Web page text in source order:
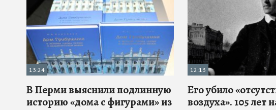
13:24
В Перми выяснили подлинную
историю «дома с фигурами» из
12:13
Его убило
воздуха». 105 лет